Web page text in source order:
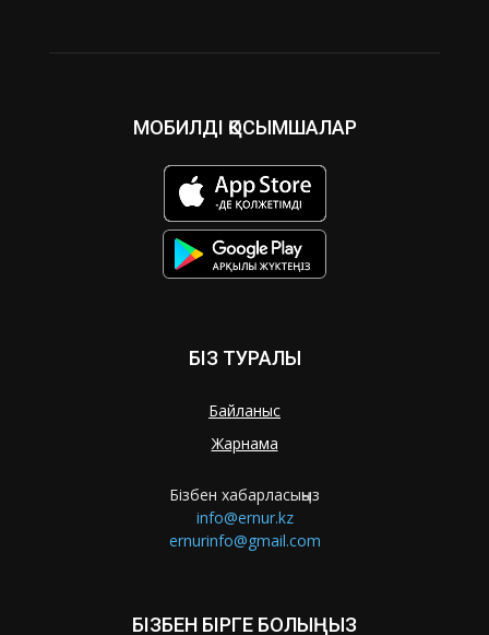
МОБИЛДІ ҚОСЫМШАЛАР
БІЗ ТУРАЛЫ
Байланыс
Жарнама
Бізбен хабарласыңыз
info@ernur.kz
ernurinfo@gmail.com
БІЗБЕН БІРГЕ БОЛЫҢЫЗ